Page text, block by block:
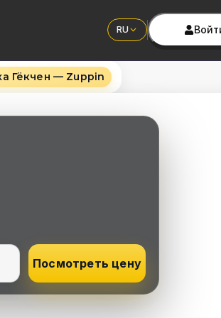
RU
Гёкчен — Zuppin
Посмотреть цену